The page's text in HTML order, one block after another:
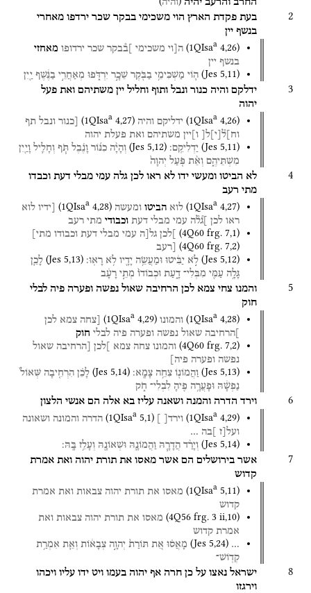
2 בעת פקדת הארץ הוי משכימי בבקר שכר ירדפו מאחרי
בנשף יין
(1QIsaa 4,26) ה[וי משכימי ]ב֯בקר שכר ירדופו מאחזי
בנשף יין
(Jes 5,11) ה֛וֹי מַשְׁכִּימֵ֥י בַבֹּ֖קֶר שֵׁכָ֣ר יִרְדֹּ֑פוּ מְאַחֲרֵ֣י בַנֶּ֔שֶׁף יַ֖יִן
3 ידלקם והיה כנור ונבל ותוף וחליל יין משתיהם ואת פעל
יהוה
(1QIsaa 4,26) ידליקם והיה (1QIsaa 4,27) [כנור ונבל תף
וח]ל֯ י ל[ ו]יין משתיהם ואת פעלת יהוה
(Jes 5,11) יַדְלִיקֵֽם׃ (Jes 5,12) וְהָיָ֨ה כִנּ֜וֹר וָנֶ֗בֶל תֹּ֧ף וְחָלִ֛יל וָיַ֖יִן
מִשְׁתֵּיהֶ֑ם וְאֵ֨ת פֹּ֤עַל יְהוָה֙
4 לא הביטו ומעשי ידו לא ראו לכן גלה עמי מבלי דעת וכבדו
מתי רעב
(1QIsaa 4,27) לוא הביטו ומעשה (1QIsaa 4,28) [ידיו לוא
ראו לכן ]ג֯ל֯ה עמי מבלי דעת וכבודי מתי רעב
(4Q60 frg. 7,1) ]לכן גל[ה עמי מבלי דעת וכבודו מתי]
(4Q60 frg. 7,2) [רעב
(Jes 5,12) לֹ֣א יַבִּ֔יטוּ וּמַעֲשֵׂ֥ה יָדָ֖יו לֹ֥א רָאֽוּ׃ (Jes 5,13)
לָכֵ֛ן
גָּלָ֥ה עַמִּ֖י מִבְּלִי־ דָ֑עַת וּכְבוֹדוֹ֙ מְתֵ֣י רָעָ֔ב
5 והמנו צחי צמא לכן הרחיבה שאול נפשה ופערה פיה לבלי
חוק
(1QIsaa 4,28) והמונו (1QIsaa 4,29) [צחה צמא לכן
]הרחיבה שאול נפשה ופערה פיה לבלי חוק
(4Q60 frg. 7,2) והמונו צחה צמא ]לכן [הרחיבה שאול
נפשה ופערה פיה]
(Jes 5,13) וַהֲמוֹנ֖וֹ צִחֵ֥ה צָמָֽא׃ (Jes 5,14) לָכֵ֗ן הִרְחִ֤יבָה שְּׁאוֹל֙
נַפְשָׁ֔הּ וּפָעֲרָ֥ה פִ֖יהָ לִבְלִי־ חֹ֑ק
6 וירד הדרה והמנה ושאנה עליז בא אלה הם אנשי הלצון
(1QIsaa 4,29) וירד[ (1QIsaa 5,1) הדרה והמונה ושאונה
ועל[ז
]בה …
(Jes 5,14) וְיָרַ֨ד הֲדָרָ֧הּ וַהֲמוֹנָ֛הּ וּשְׁאוֹנָ֖הּ וְעָלֵ֥ז בָּֽהּ׃
7 אשר בירושלים הם אשר מאסו את תורת יהוה ואת אמרת
קדוש
(1QIsaa 5,11) מאסו את תורת יהוה צבאות ואת אמרת
קדוש
(4Q56 frg. 3 ii,10) מאסו את תורת יהוה צבאות ואת
אמרת קדוש
…
(Jes 5,24) מָאֲס֗וּ אֵ֚ת תּוֹרַת֙ יְהוָ֣ה צְבָא֔וֹת וְאֵ֛ת אִמְרַ֥ת
קְדֽוֹשׁ־
8 ישראל נאצו על כן חרה אף יהוה בעמו ויט ידו עליו ויכהו
וירגזו